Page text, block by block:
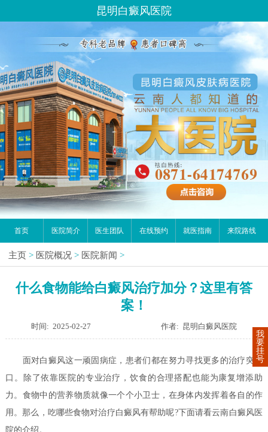
昆明白癜风医院
首页 医院简介 医生团队 在线预约 就医指南 来院路线
主页 > 医院概况 > 医院新闻 >
什么食物能给白癜风治疗加分？这里有答
案！
时间: 2025-02-27 作者: 昆明白癜风医院
面对白癜风这一顽固病症，患者们都在努力寻找更多的治疗突破
口。除了依靠医院的专业治疗，饮食的合理搭配也能为康复增添助
力。食物中的营养物质就像一个个小卫士，在身体内发挥着各自的作
用。那么，吃哪些食物对治疗白癜风有帮助呢?下面请看云南白癜风医
院的介绍。
我
要
挂
号